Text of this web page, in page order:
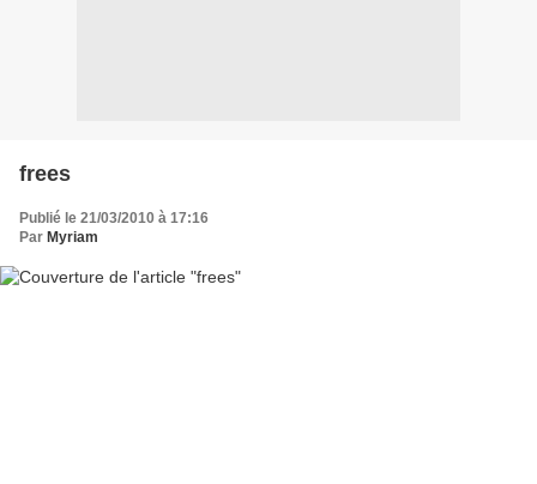
frees
Publié le 21/03/2010 à 17:16
Par Myriam